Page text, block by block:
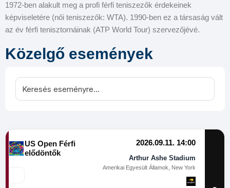
1972-ben alakult meg a profi férfi teniszezők érdekeinek
képviseletére (női teniszezők: WTA). 1990-ben ez a társaság vált
az év férfi tenisztornáinak (ATP World Tour) szervezőjévé.
Közelgő események
US Open Férfi
elődöntők
2026.09.11. 14:00
Arthur Ashe Stadium
Amerikai Egyesült Államok, New York